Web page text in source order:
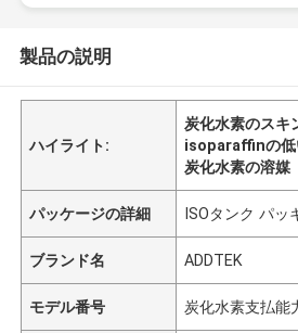
製品の説明
ハイライト:
炭化水素のスキ
isoparaffinの低
炭化水素の溶媒
パッケージの詳細 ISOタンク パッ
ブランド名 ADDTEK
モデル番号 炭化水素支払能